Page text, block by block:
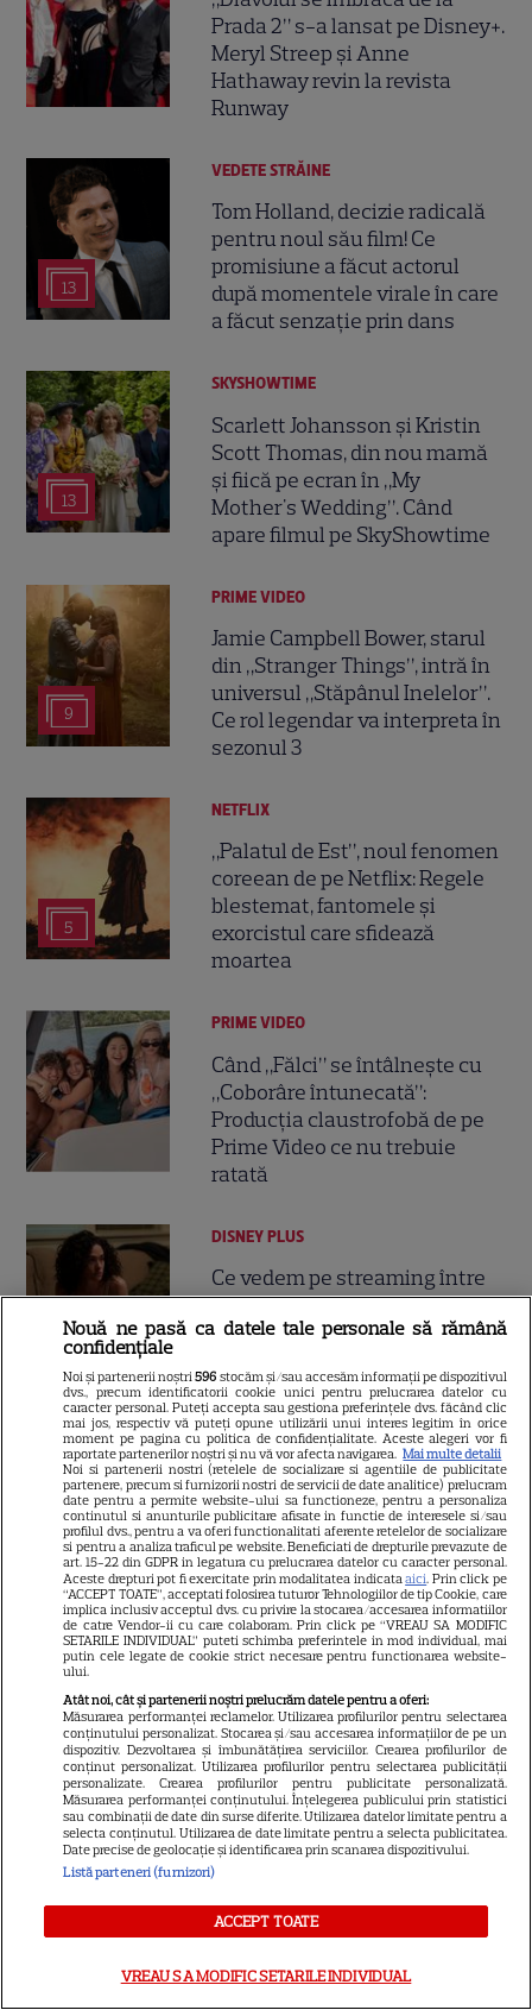
Prada 2” s-a lansat pe Disney+.
Meryl Streep și Anne
Hathaway revin la revista
Runway
13
VEDETE STRĂINE
Tom Holland, decizie radicală
pentru noul său film! Ce
promisiune a făcut actorul
după momentele virale în care
a făcut senzație prin dans
13
SKYSHOWTIME
Scarlett Johansson și Kristin
Scott Thomas, din nou mamă
și fiică pe ecran în „My
Mother's Wedding”. Când
apare filmul pe SkyShowtime
9
PRIME VIDEO
Jamie Campbell Bower, starul
din „Stranger Things”, intră în
universul „Stăpânul Inelelor”.
Ce rol legendar va interpreta în
sezonul 3
5
NETFLIX
„Palatul de Est”, noul fenomen
coreean de pe Netflix: Regele
blestemat, fantomele și
exorcistul care sfidează
moartea
PRIME VIDEO
Când „Fălci” se întâlnește cu
„Coborâre întunecată”:
Producția claustrofobă de pe
Prime Video ce nu trebuie
ratată
18
DISNEY PLUS
Ce vedem pe streaming între
27 iulie și 2 august 2026:
Diavolul se îmbracă de la Prada
Netflix
NETFLIX
Josh Hartnett revine pe Netflix
în thrillerul „Below”! Noutăți
majore despre premiile Emmy
și noul serial Dan Brown
3
DISNEY PLUS
Care-i buna și care-i reaua?
Emmy Rossum revine
spectaculos pe Disney+ în
thrillerul psihologic „Furie și
seducție”
ȘTIRI
25 de ani de la lansarea
filmului „Stăpânul inelelor:
Peter Jackson una dintre cele
Nouă ne pasă ca datele tale personale să rămână
confidențiale
Noi și partenerii noștri596 stocăm și/sau accesăm informații pe dispozitivul
dvs., precum identificatorii cookie unici pentru prelucrarea datelor cu
caracter personal. Puteți accepta sau gestiona preferințele dvs. făcând clic
mai jos, respectiv vă puteți opune utilizării unui interes legitim în orice
moment pe pagina cu politica de confidențialitate. Aceste alegeri vor fi
raportate partenerilor noștri și nu vă vor afecta navigarea. Mai multe detalii
Noi si partenerii nostri (retelele de socializare si agentiile de publicitate
partenere, precum si furnizorii nostri de servicii de date analitice) prelucram
date pentru a permite website-ului sa functioneze, pentru a personaliza
continutul si anunturile publicitare afisate in functie de interesele si/sau
profilul dvs., pentru a va oferi functionalitati aferente retelelor de socializare
si pentru a analiza traficul pe website. Beneficiati de drepturile prevazute de
art. 15-22 din GDPR in legatura cu prelucrarea datelor cu caracter personal.
Aceste drepturi pot fi exercitate prin modalitatea indicataaici. Prin click pe
“ACCEPT TOATE”, acceptati folosirea tuturor Tehnologiilor de tip Cookie, care
implica inclusiv acceptul dvs. cu privire la stocarea/accesarea informatiilor
de catre Vendor-ii cu care colaboram. Prin click pe “VREAU SA MODIFIC
SETARILE INDIVIDUAL” puteti schimba preferintele in mod individual, mai
putin cele legate de cookie strict necesare pentru functionarea website-
ului.
Atât noi, cât și partenerii noștri prelucrăm datele pentru a oferi:
Măsurarea performanței reclamelor. Utilizarea profilurilor pentru selectarea
conținutului personalizat. Stocarea și/sau accesarea informațiilor de pe un
dispozitiv. Dezvoltarea și îmbunătățirea serviciilor. Crearea profilurilor de
conținut personalizat. Utilizarea profilurilor pentru selectarea publicității
personalizate. Crearea profilurilor pentru publicitate personalizată.
Măsurarea performanței conținutului. Înțelegerea publicului prin statistici
sau combinații de date din surse diferite. Utilizarea datelor limitate pentru a
selecta conținutul. Utilizarea de date limitate pentru a selecta publicitatea.
Date precise de geolocație și identificarea prin scanarea dispozitivului.
Listă parteneri (furnizori)
ACCEPT TOATE
VREAU SA MODIFIC SETARILE INDIVIDUAL